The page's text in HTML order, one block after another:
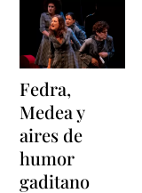
Fedra,
Medea y
aires de
humor
gaditano